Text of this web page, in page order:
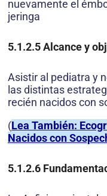
nuevamente el
jeringa
5.1.2.5Alcance y
Asistir al pediatra y
las distintas
recién nacidos con
(Lea También:
Nacidos con
5.1.2.6